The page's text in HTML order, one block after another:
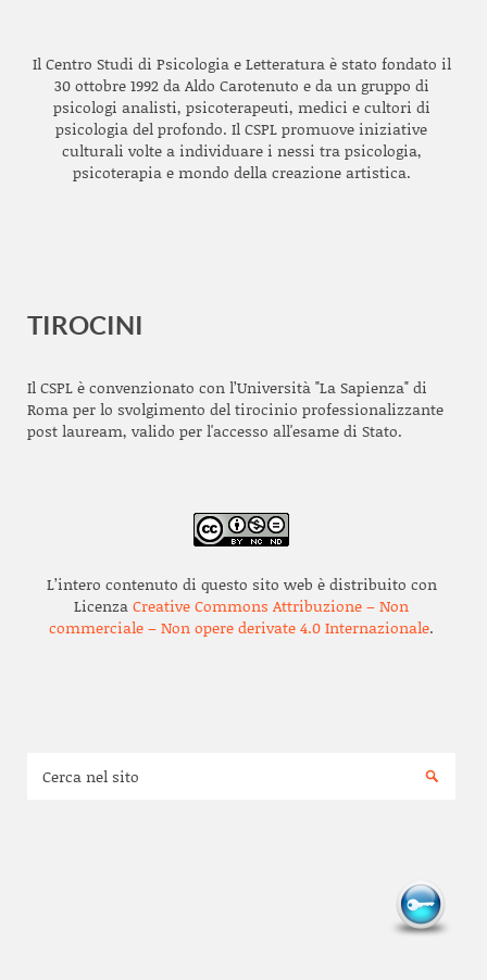
Il Centro Studi di Psicologia e Letteratura è stato fondato il
30 ottobre 1992 da Aldo Carotenuto e da un gruppo di
psicologi analisti, psicoterapeuti, medici e cultori di
psicologia del profondo. Il CSPL promuove iniziative
culturali volte a individuare i nessi tra psicologia,
psicoterapia e mondo della creazione artistica.
TIROCINI
Il CSPL è convenzionato con l’Università "La Sapienza" di
Roma per lo svolgimento del tirocinio professionalizzante
post lauream, valido per l'accesso all'esame di Stato.
L’intero contenuto di questo sito web è distribuito con
LicenzaCreative Commons Attribuzione – Non
commerciale – Non opere derivate 4.0 Internazionale.